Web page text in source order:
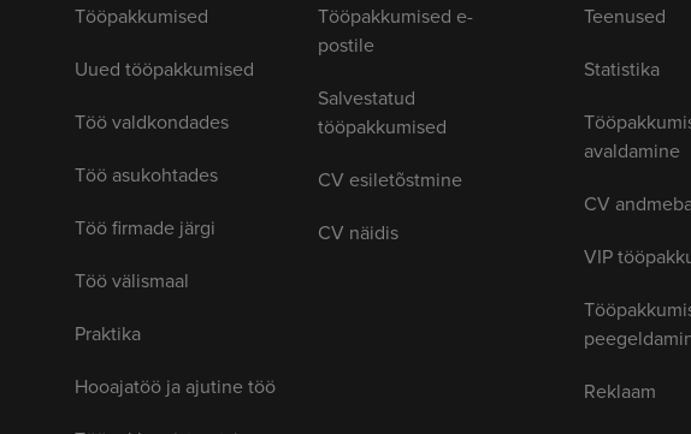
Tööpakkumised
Uued tööpakkumised
Töö valdkondades
Töö asukohtades
Töö firmade järgi
Töö välismaal
Praktika
Hooajatöö ja ajutine töö
Tööpakkumised e-
postile
Salvestatud
tööpakkumised
CV esiletõstmine
CV näidis
Teenused
Statistika
avaldamine
CV
VIP
Reklaam